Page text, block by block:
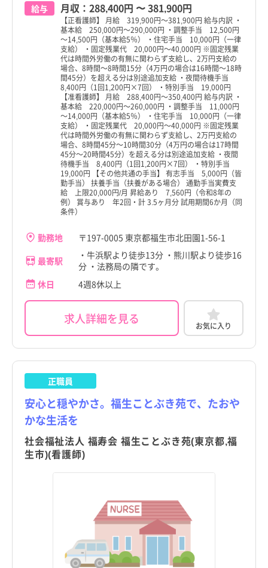
都道府県すべて
東京都
北海道
青森県
岩手県
宮城県
栃木県
神奈川県
新潟県
長野県
新宿区
文京区
台東区
墨田区
江東区
品川区
目黒区
大田区
世田谷区
渋谷区
中野区
杉並区
北区
板橋区
練馬区
葛飾区
武蔵野市
こだわりすべて
給与 月収： 288,400円 〜381,900円
【正看護師】 月給 319,900円～381,900円 給与内訳 ・
基本給 250,000円～290,000円 ・調整手当 12,500円
～14,500円（基本給5％） ・住宅手当 10,000円（一律
支給） ・固定残業代 20,000円～40,000円 ※固定残業
代は時間外労働の有無に関わらず支給し、2万円支給の
場合、8時間～8時間15分（4万円の場合は16時間～18時
間45分）を超える分は別途追加支給 ・夜間待機手当
8,400円（1回1,200円×7回） ・特別手当 19,000円
【准看護師】 月給 288,400円～350,400円 給与内訳 ・
基本給 220,000円～260,000円 ・調整手当 11,000円
～14,000円（基本給5％） ・住宅手当 10,000円（一律
支給） ・固定残業代 20,000円～40,000円 ※固定残業
代は時間外労働の有無に関わらず支給し、2万円支給の
場合、8時間45分～10時間30分（4万円の場合は17時間
45分～20時間45分）を超える分は別途追加支給 ・夜間
待機手当 8,400円（1回1,200円×7回） ・特別手当
19,000円 【その他共通の手当】 有志手当 5,000円（皆
勤手当） 扶養手当（扶養がある場合） 通勤手当実費支
給 上限20,000円/月 昇給あり 7,560円（令和8年の
例） 賞与あり 年2回・計 3.5ヶ月分 試用期間6か月（同
条件）
勤務地
〒197-0005 東京都福生市北田園1-56-1
最寄駅
・牛浜駅より徒歩13分 ・熊川駅より徒歩16
分 ・法務局の隣です。
休日
4週8休以上
求人詳細を見る お気に入り
正職員
安心と穏やかさ。福生ことぶき苑で、たおや
かな生活を
社会福祉法人 福寿会 福生ことぶき苑(東京都,福
生市)(看護師)
都道府県すべて
東京都
北海道
青森県
岩手県
宮城県
栃木県
神奈川県
新潟県
長野県
新宿区
文京区
台東区
墨田区
江東区
品川区
目黒区
大田区
世田谷区
渋谷区
中野区
杉並区
北区
板橋区
練馬区
葛飾区
武蔵野市
こだわりすべて